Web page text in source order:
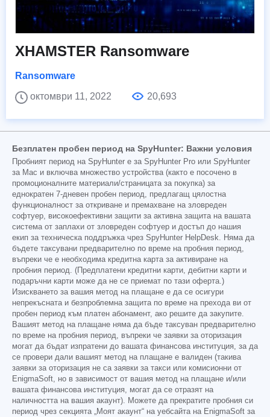
XHAMSTER Ransomware
Ransomware
октомври 11, 2022
20,693
Безплатен пробен период на SpyHunter: Важни условия
Пробният период на SpyHunter е за SpyHunter Pro или SpyHunter
за Mac и включва множество устройства (както е посочено в
промоционалните материали/страницата за покупка) за
еднократен 7-дневен пробен период, предлагащ цялостна
функционалност за откриване и премахване на зловреден
софтуер, високоефективни защити за активна защита на вашата
система от заплахи от зловреден софтуер и достъп до нашия
екип за техническа поддръжка чрез SpyHunter HelpDesk. Няма да
бъдете таксувани предварително по време на пробния период,
въпреки че е необходима кредитна карта за активиране на
пробния период. (Предплатени кредитни карти, дебитни карти и
подаръчни карти може да не се приемат по тази оферта.)
Изискването за вашия метод на плащане е да се осигури
непрекъсната и безпроблемна защита по време на прехода ви от
пробен период към платен абонамент, ако решите да закупите.
Вашият метод на плащане няма да бъде таксуван предварително
по време на пробния период, въпреки че заявки за оторизация
могат да бъдат изпратени до вашата финансова институция, за да
се провери дали вашият метод на плащане е валиден (такива
заявки за оторизация не са заявки за такси или комисионни от
EnigmaSoft, но в зависимост от вашия метод на плащане и/или
вашата финансова институция, могат да се отразят на
наличността на вашия акаунт). Можете да прекратите пробния си
период чрез секцията „Моят акаунт“ на уебсайта на EnigmaSoft за